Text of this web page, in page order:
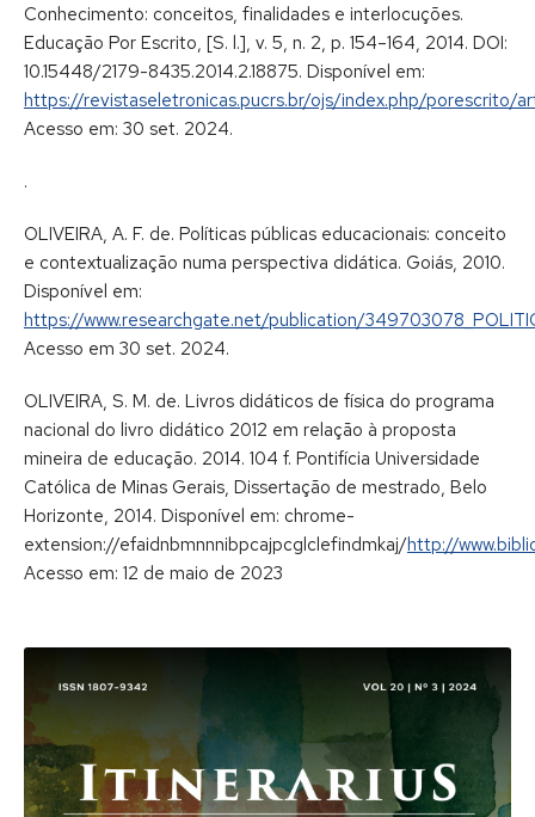
Conhecimento: conceitos, finalidades e interlocuções.
Educação Por Escrito, [S. l.], v. 5, n. 2, p. 154–164, 2014. DOI:
10.15448/2179-8435.2014.2.18875. Disponível em:
https://revistaseletronicas.pucrs.br/ojs/index.php/porescrito/
Acesso em: 30 set. 2024.
.
OLIVEIRA, A. F. de. Políticas públicas educacionais: conceito
e contextualização numa perspectiva didática. Goiás, 2010.
Disponível em:
https://www.researchgate.net/publication/
Acesso em 30 set. 2024.
OLIVEIRA, S. M. de. Livros didáticos de física do programa
nacional do livro didático 2012 em relação à proposta
mineira de educação. 2014. 104 f. Pontifícia Universidade
Católica de Minas Gerais, Dissertação de mestrado, Belo
Horizonte, 2014. Disponível em: chrome-
extension://efaidnbmnnnibpcajpcglclefindmkaj/http://
Acesso em: 12 de maio de 2023